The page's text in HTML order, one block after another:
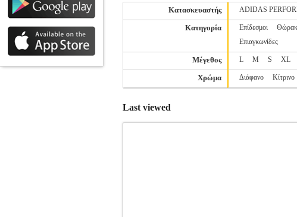
Κατασκευαστής ADIDAS
Κατηγορία Επίδεσμοι
Επιαγκωνίδες
Μέγεθος L M S XL
Χρώμα Διάφανο Κίτρινο
Last viewed